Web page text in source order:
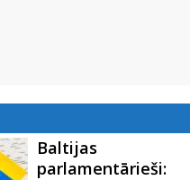
Baltijas
parlamentārieši: